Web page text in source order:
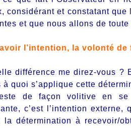
considérant et constatant
et que nous allons de
l’intention, la volonté de
différence me direz-vous ?
quoi s’applique cette
de façon volitive en se
c’est l’intention externe,
la détermination à recevoir/